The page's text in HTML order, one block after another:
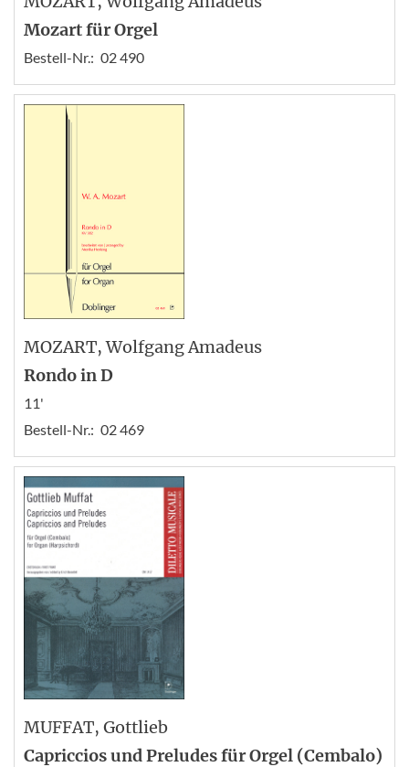
Mozart für Orgel
Bestell-Nr.: 02 490
MOZART, Wolfgang Amadeus
Rondo in D
11'
Bestell-Nr.: 02 469
MUFFAT, Gottlieb
Capriccios und Preludes für Orgel (Cembalo)